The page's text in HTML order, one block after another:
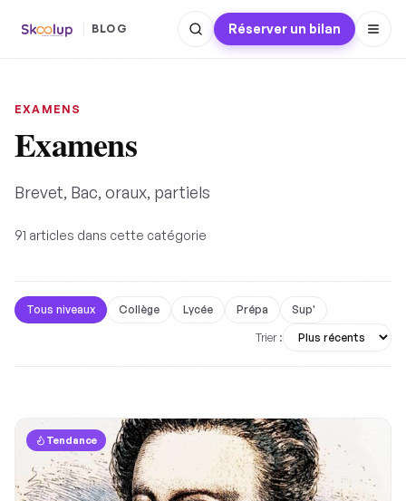
BLOG Réserver un bilan
EXAMENS
Examens
Brevet, Bac, oraux, partiels
91 articles dans cette catégorie
Tous niveaux Collège Lycée Prépa Sup'
Trier :
Tendance